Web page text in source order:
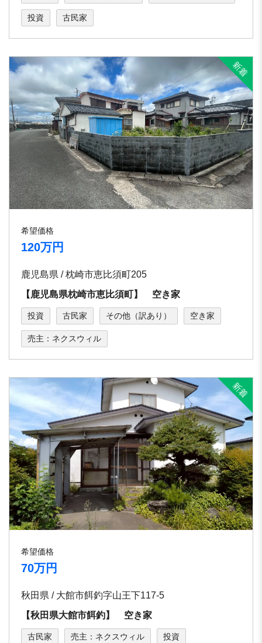
投資 古民家
希望価格
120万円
鹿児島県 / 枕崎市恵比須町205
【鹿児島県枕崎市恵比須町】 空き家
投資 古民家 その他（訳あり） 空き家
売主：ネクスウィル
希望価格
70万円
秋田県 / 大館市餌釣字山王下117-5
【秋田県大館市餌釣】 空き家
古民家 売主：ネクスウィル 投資